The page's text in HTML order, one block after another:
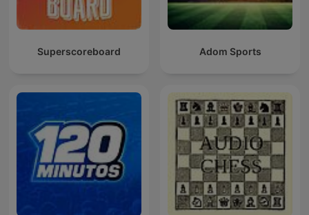
Adom Sports
Superscoreboard